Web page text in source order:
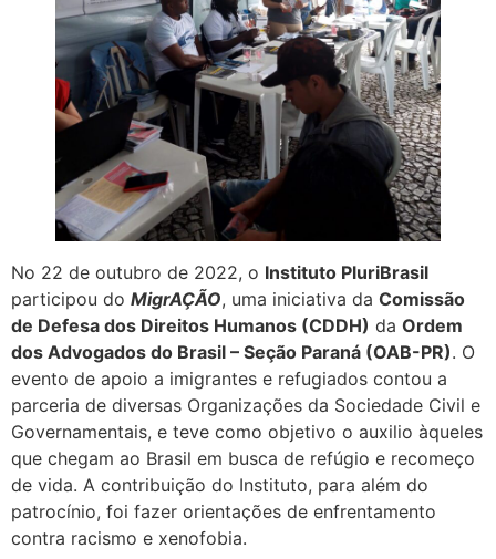
No 22 de outubro de 2022, o Instituto PluriBrasil
participou do MigrAÇÃO, uma iniciativa da Comissão
de Defesa dos Direitos Humanos (CDDH) da Ordem
dos Advogados do Brasil – Seção Paraná (OAB-PR). O
evento de apoio a imigrantes e refugiados contou a
parceria de diversas Organizações da Sociedade Civil e
Governamentais, e teve como objetivo o auxilio àqueles
que chegam ao Brasil em busca de refúgio e recomeço
de vida. A contribuição do Instituto, para além do
patrocínio, foi fazer orientações de enfrentamento
contra racismo e xenofobia.